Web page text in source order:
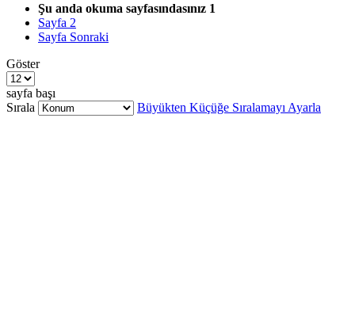
Şu anda okuma sayfasındasınız 1
Sayfa 2
Sayfa Sonraki
Göster
sayfa başı
Sırala
Büyükten Küçüğe Sıralamayı Ayarla